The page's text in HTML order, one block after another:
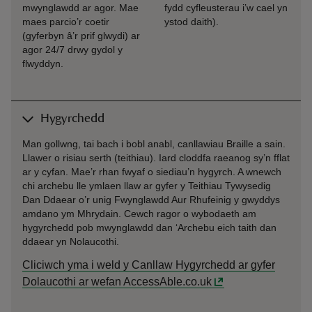
mwynglawdd ar agor. Mae
maes parcio’r coetir
(gyferbyn â’r prif glwydi) ar
agor 24/7 drwy gydol y
flwyddyn.
fydd cyfleusterau i’w cael yn
ystod daith).
Hygyrchedd
Man gollwng, tai bach i bobl anabl, canllawiau Braille a sain.
Llawer o risiau serth (teithiau). Iard cloddfa raeanog sy’n fflat
ar y cyfan. Mae’r rhan fwyaf o siediau’n hygyrch. A wnewch
chi archebu lle ymlaen llaw ar gyfer y Teithiau Tywysedig
Dan Ddaear o’r unig Fwynglawdd Aur Rhufeinig y gwyddys
amdano ym Mhrydain. Cewch ragor o wybodaeth am
hygyrchedd pob mwynglawdd dan ‘Archebu eich taith dan
ddaear yn Nolaucothi.
Cliciwch yma i weld y Canllaw Hygyrchedd ar gyfer
Dolaucothi ar wefan AccessAble.co.uk